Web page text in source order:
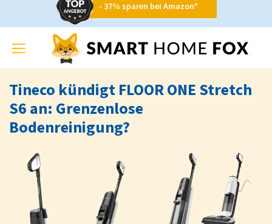
- 37% sparen bei Amazon*
Toggle
navigation
Tineco kündigt FLOOR ONE Stretch
S6 an: Grenzenlose
Bodenreinigung?